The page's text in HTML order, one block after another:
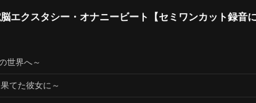
脳エクスタシー・オナニービート【セミワンカット録音
世界へ～
てた彼女に～